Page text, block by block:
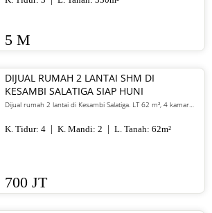
5 M
DIJUAL RUMAH 2 LANTAI SHM DI
KESAMBI SALATIGA SIAP HUNI
Dijual rumah 2 lantai di Kesambi Salatiga. LT 62 m², 4 kamar
K. Tidur: 4 K. Mandi: 2 L. Tanah: 62m²
700 JT